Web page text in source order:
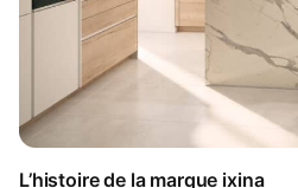
L’histoire de la marque ixina